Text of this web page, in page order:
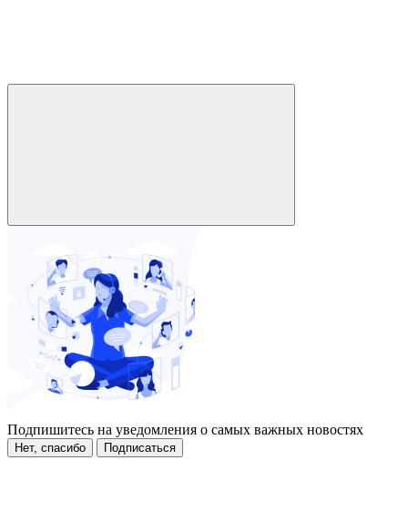
Подпишитесь на уведомления о самых важных новостях
Нет, спасибо Подписаться